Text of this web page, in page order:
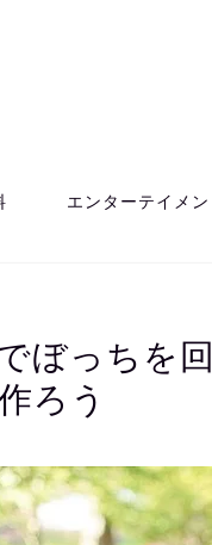
エンターテイメン
ぼっちを
ろう